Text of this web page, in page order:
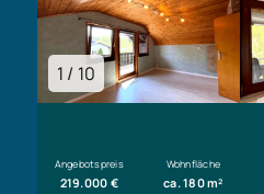
1 / 10
Angebotspreis
219.000 €
Wohnfläche
ca. 180 m²